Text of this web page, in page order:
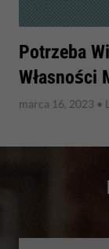
​Potrzeba
Własności
marca 16, 2023 •